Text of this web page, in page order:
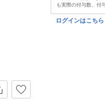
も実際の付与数、付
ログインはこちら